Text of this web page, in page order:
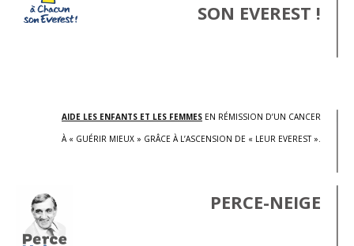
SON EVEREST !
AIDE LES ENFANTS ET LES FEMMES EN RÉMISSION D’UN CANCER
À « GUÉRIR MIEUX » GRÂCE À L’ASCENSION DE « LEUR EVEREST ».
PERCE-NEIGE